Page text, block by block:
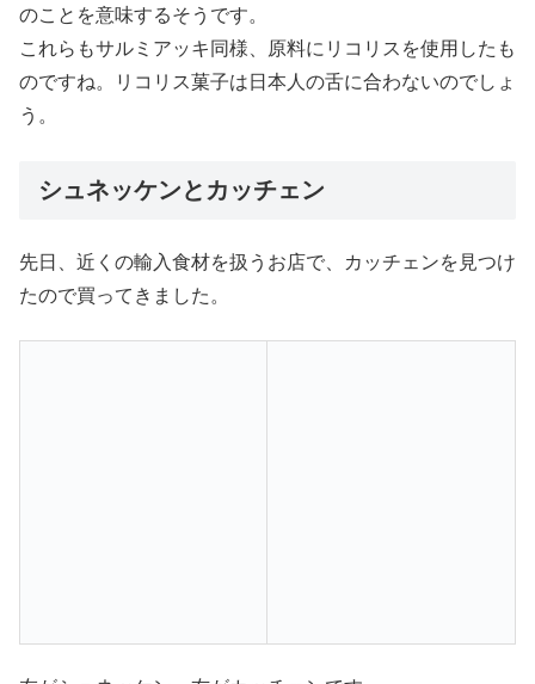
のことを意味するそうです。
これらもサルミアッキ同様、原料にリコリスを使用したも
のですね。リコリス菓子は日本人の舌に合わないのでしょ
う。
シュネッケンとカッチェン
先日、近くの輸入食材を扱うお店で、カッチェンを見つけ
たので買ってきました。